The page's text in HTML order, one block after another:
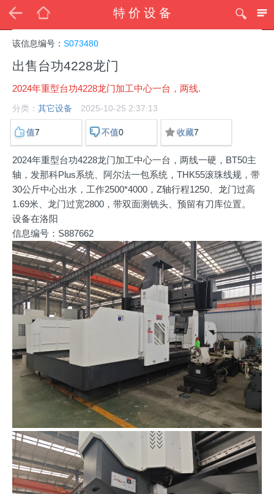
特价设备
该信息编号：S073480
出售台功4228龙门
2024年重型台功4228龙门加工中心一台，两线.
分类：其它设备 2025-10-25 2:37:13
值7 不值0 收藏7
2024年重型台功4228龙门加工中心一台，两线一硬，BT50主
轴，发那科Plus系统、阿尔法一包系统，THK55滚珠线规，带
30公斤中心出水，工作2500*4000，Z轴行程1250、龙门过高
1.69米、龙门过宽2800，带双面测铣头、预留有刀库位置。
设备在洛阳
信息编号：S887662